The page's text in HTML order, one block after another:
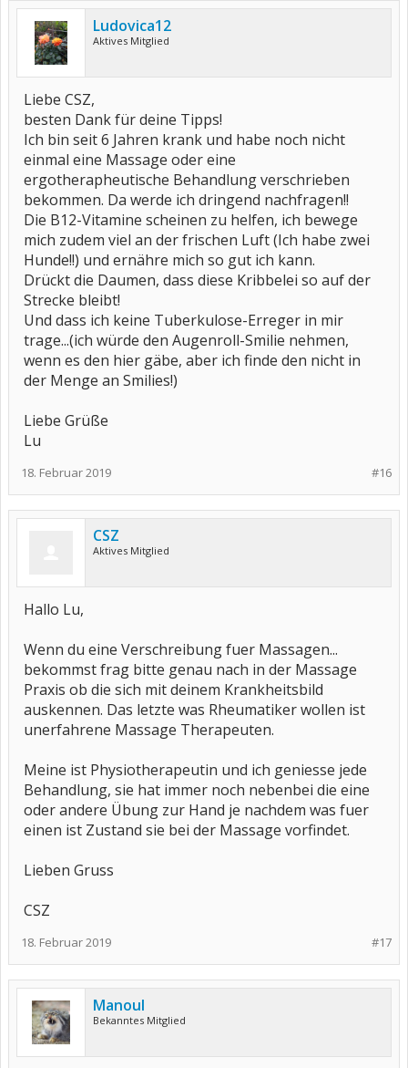
Ludovica12
Aktives Mitglied
Liebe CSZ,
besten Dank für deine Tipps!
Ich bin seit 6 Jahren krank und habe noch nicht
einmal eine Massage oder eine
ergotherapheutische Behandlung verschrieben
bekommen. Da werde ich dringend nachfragen!!
Die B12-Vitamine scheinen zu helfen, ich bewege
mich zudem viel an der frischen Luft (Ich habe zwei
Hunde!!) und ernähre mich so gut ich kann.
Drückt die Daumen, dass diese Kribbelei so auf der
Strecke bleibt!
Und dass ich keine Tuberkulose-Erreger in mir
trage...(ich würde den Augenroll-Smilie nehmen,
wenn es den hier gäbe, aber ich finde den nicht in
der Menge an Smilies!)
Liebe Grüße
Lu
#16
18. Februar 2019
CSZ
Aktives Mitglied
Hallo Lu,
Wenn du eine Verschreibung fuer Massagen...
bekommst frag bitte genau nach in der Massage
Praxis ob die sich mit deinem Krankheitsbild
auskennen. Das letzte was Rheumatiker wollen ist
unerfahrene Massage Therapeuten.
Meine ist Physiotherapeutin und ich geniesse jede
Behandlung, sie hat immer noch nebenbei die eine
oder andere Übung zur Hand je nachdem was fuer
einen ist Zustand sie bei der Massage vorfindet.
Lieben Gruss
CSZ
#17
18. Februar 2019
Manoul
Bekanntes Mitglied